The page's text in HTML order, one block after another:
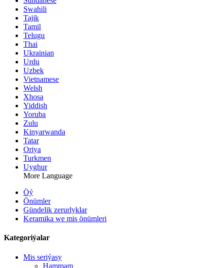
Swahili
Tajik
Tamil
Telugu
Thai
Ukrainian
Urdu
Uzbek
Vietnamese
Welsh
Xhosa
Yiddish
Yoruba
Zulu
Kinyarwanda
Tatar
Oriya
Turkmen
Uyghur
More Language
Öý
Önümler
Gündelik zerurlyklar
Keramika we mis önümleri
Kategoriýalar
Mis seriýasy
Hammam